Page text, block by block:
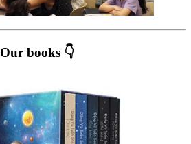
Our books 👇